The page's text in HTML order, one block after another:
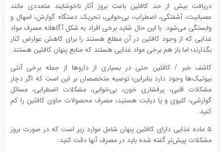
دریافت بیش از حد کافئین باعث بروز آثار ناخوشایند متعددی مانند
عصبانیت، آشفتگی، اضطراب، بی‌خوابی، تحریک دستگاه گوارش، اسهال و
وابستگی می‌شود. با این حال شاید برخی افراد به شکل آگاهانه مصرف مواد
غذایی که از وجود کافئین در آن مطلع هستند را برای کاهش عوارض کنار
بگذارند؛ اما باز هم برخی مواد غذایی هستند که منابع پنهان کافئین هستند.
کاشف خبر / کافئین حتی در بسیاری از داروها از جمله برخی آنتی
بیوتیک‌ها وجود دارد بنابراین؛ توصیه متخصصان بر این است که اگر دچار
مشکلات قلبی، پرفشاری خون، بی‌خوابی، مشکلات اضطرابی، مسائل
گوارشی، کلیوی و یا دیابت هستید، مصرف محصولات حاوی کافئین را کم
کنید.
۵ ماده غذایی دارای کافئین پنهان شامل موارد زیر است که در صورت بروز
مشکلات پیش‌تر گفته شده باید در مصرف آنها دقت کنید: